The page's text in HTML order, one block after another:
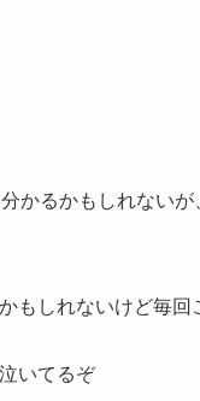
かるかもしれないが
もしれないけど毎回
いてるぞ